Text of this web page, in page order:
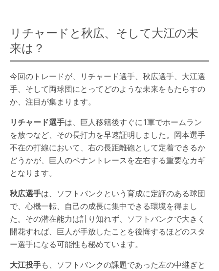
リチャードと秋広、そして大江の未
来は？
今回のトレードが、リチャード選手、秋広選手、大江選
手、そして両球団にとってどのような未来をもたらすの
か、注目が集まります。
リチャード選手は、巨人移籍後すぐに1軍でホームラン
を放つなど、その長打力を早速証明しました。岡本選手
不在の打線において、右の長距離砲として定着できるか
どうかが、巨人のペナントレースを左右する重要なカギ
となります。
秋広選手は、ソフトバンクという育成に定評のある球団
で、心機一転、自己の成長に集中できる環境を得まし
た。その潜在能力は計り知れず、ソフトバンクで大きく
開花すれば、巨人が手放したことを後悔するほどのスタ
ー選手になる可能性も秘めています。
大江投手も、ソフトバンクの課題であった左の中継ぎと